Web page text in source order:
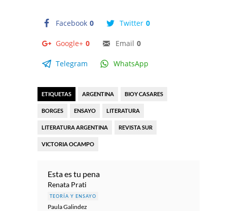
Facebook 0 Twitter 0
Google+ 0 Email 0
Telegram WhatsApp
ETIQUETAS ARGENTINA BIOY CASARES
BORGES ENSAYO LITERATURA
LITERATURA ARGENTINA REVISTA SUR
VICTORIA OCAMPO
Esta es tu pena
Renata Prati
TEORÍA Y ENSAYO
Paula Gal​i​ndez